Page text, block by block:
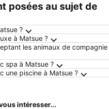
posées au sujet de
?
à Matsue ?
les animaux de compagnie
spa à Matsue ?
une piscine à Matsue ?
intéresser...